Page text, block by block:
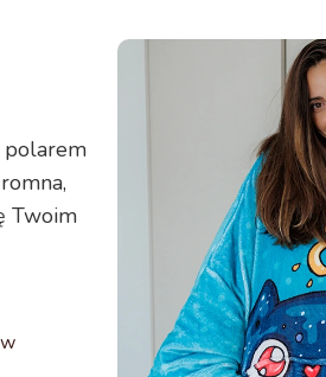
polarem
Twoim